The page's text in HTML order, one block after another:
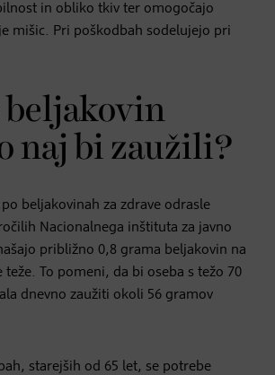
in obliko tkiv ter omogočajo
mišic. Pri poškodbah sodelujejo pri
naj bi zaužili?
beljakovinah za zdrave odrasle
Nacionalnega inštituta za javno
približno 0,8 grama beljakovin na
teže. To pomeni, da bi oseba s težo 70
dnevno zaužiti okoli 56 gramov
starejših od 65 let, se potrebe